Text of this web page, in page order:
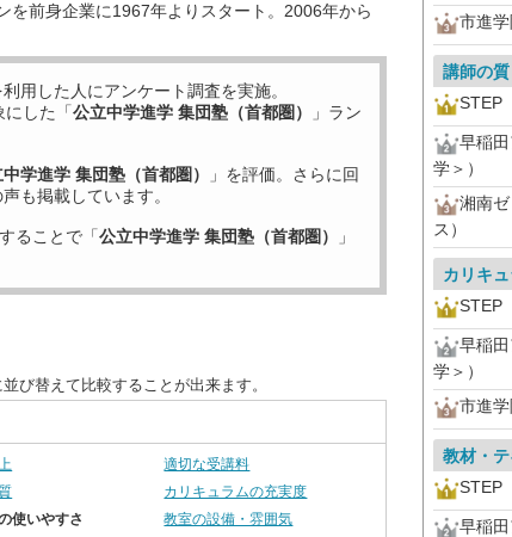
を前身企業に1967年よりスタート。2006年から
用した 人にアンケート調査を実施。
にした「公立中学進学 集団塾（首都圏）
」ラン
学進学 集団塾（首都圏）
」を評価。さらに回
も掲載しています。
ることで「公立中学進学 集団塾（首都圏）
」
び替えて比較することが出来ます。
適切な受講料
カリキュラムの充実度
使いやすさ
教室の設備・雰囲気
市進学
講師の質
STEP
早稲
学＞）
湘南
ス）
カリキ
STEP
早稲
学＞）
市進学
教材・
STEP
早稲